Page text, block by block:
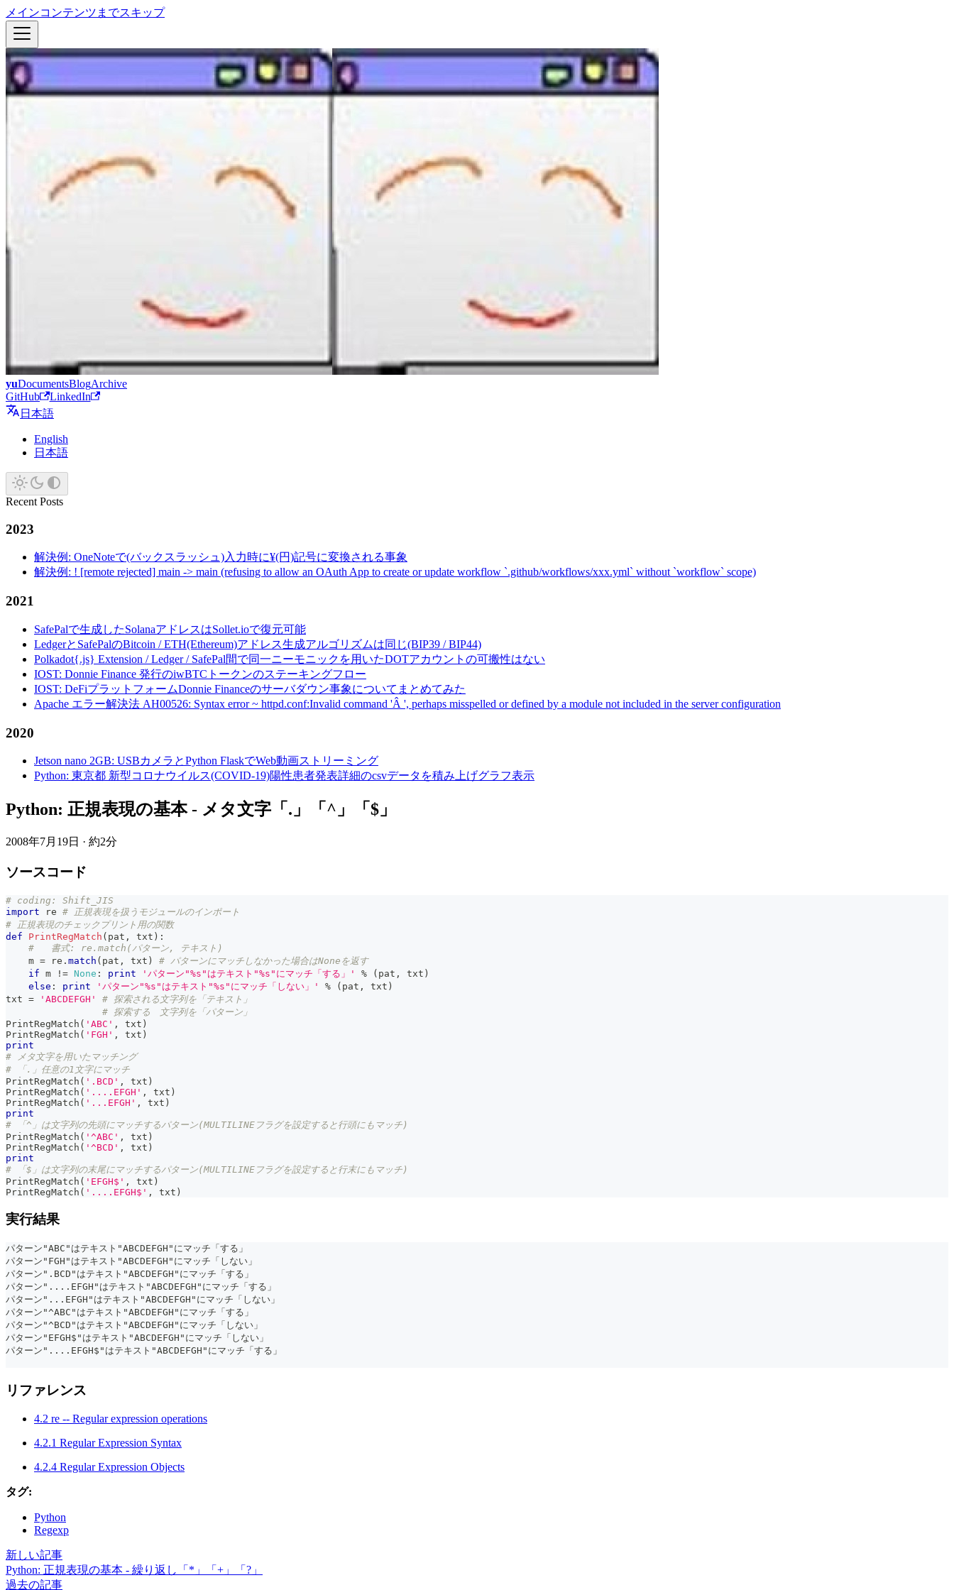
メインコンテンツまでスキップ
yuDocumentsBlogArchive
GitHub
LinkedIn
日本語
English
日本語
Recent Posts
2023
解決例: OneNoteで(バックスラッシュ)入力時に¥(円)記号に変換される事象
解決例: ! [remote rejected] main -> main (refusing to allow an OAuth App to create or update workflow `.github/workflows/xxx.yml` without `workflow` scope)
2021
SafePalで生成したSolanaアドレスはSollet.ioで復元可能
LedgerとSafePalのBitcoin / ETH(Ethereum)アドレス生成アルゴリズムは同じ(BIP39 / BIP44)
Polkadot{.js} Extension / Ledger / SafePal間で同一ニーモニックを用いたDOTアカウントの可搬性はない
IOST: Donnie Finance 発行のiwBTCトークンのステーキングフロー
IOST: DeFiプラットフォームDonnie Financeのサーバダウン事象についてまとめてみた
Apache エラー解決法 AH00526: Syntax error ~ httpd.conf:Invalid command 'Â ', perhaps misspelled or defined by a module not included in the server configuration
2020
Jetson nano 2GB: USBカメラとPython FlaskでWeb動画ストリーミング
Python: 東京都 新型コロナウイルス(COVID-19)陽性患者発表詳細のcsvデータを積み上げグラフ表示
Python: 正規表現の基本 - メタ文字「.」「^」「$」
2008年7月19日 · 約2分
ソースコード
# coding: Shift_JIS
import re # 正規表現を扱うモジュールのインポート
# 正規表現のチェックプリント用の関数
def
PrintRegMatch ( pat , txt ) :
#   書式: re.match(パターン, テキスト)
    m
= re . match ( pat , txt )
# パターンにマッチしなかった場合はNoneを返す
if m != None : print 'パターン"%s"はテキスト"%s"にマッチ「する」' % ( pat , txt )
else : print 'パターン"%s"はテキスト"%s"にマッチ「しない」' % ( pat , txt )
txt = 'ABCDEFGH'
# 探索される文字列を「テキスト」
# 探索する　文字列を「パターン」
PrintRegMatch ( 'ABC' , txt )
PrintRegMatch ( 'FGH' , txt )
print
# メタ文字を用いたマッチング
# 「.」任意の1文字にマッチ
PrintRegMatch ( '.BCD' , txt )
PrintRegMatch ( '....EFGH' , txt )
PrintRegMatch ( '...EFGH' , txt )
print
# 「^」は文字列の先頭にマッチするパターン(MULTILINEフラグを設定すると行頭にもマッチ)
PrintRegMatch ( '^ABC' , txt )
PrintRegMatch ( '^BCD' , txt )
print
# 「$」は文字列の末尾にマッチするパターン(MULTILINEフラグを設定すると行末にもマッチ)
PrintRegMatch ( 'EFGH$' , txt )
PrintRegMatch ( '....EFGH$' , txt )
実行結果
パターン"ABC"はテキスト"ABCDEFGH"にマッチ「する」
パターン"FGH"はテキスト"ABCDEFGH"にマッチ「しない」
パターン".BCD"はテキスト"ABCDEFGH"にマッチ「する」
パターン"....EFGH"はテキスト"ABCDEFGH"にマッチ「する」
パターン"...EFGH"はテキスト"ABCDEFGH"にマッチ「しない」
パターン"^ABC"はテキスト"ABCDEFGH"にマッチ「する」
パターン"^BCD"はテキスト"ABCDEFGH"にマッチ「しない」
パターン"EFGH$"はテキスト"ABCDEFGH"にマッチ「しない」
パターン"....EFGH$"はテキスト"ABCDEFGH"にマッチ「する」
リファレンス
4.2 re -- Regular expression operations
4.2.1 Regular Expression Syntax
4.2.4 Regular Expression Objects
タグ:
Python
Regexp
新しい記事
Python: 正規表現の基本 - 繰り返し「*」「+」「?」
過去の記事